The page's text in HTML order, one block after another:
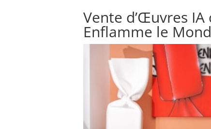
Vente d’Œuvres IA
Enflamme le